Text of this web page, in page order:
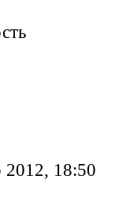
2012, 18:50